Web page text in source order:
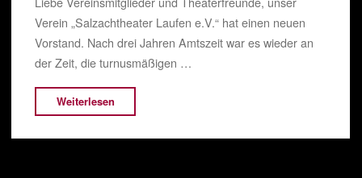
Verein „Salzachtheater Laufen e.V.“ hat einen neuen
Vorstand. Nach drei Jahren Amtszeit war es wieder an
der Zeit, die turnusmäßigen …
Weiterlesen
Vorstand"